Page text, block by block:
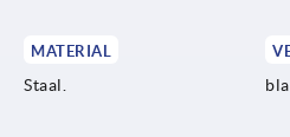
MATERIAL
Staal.